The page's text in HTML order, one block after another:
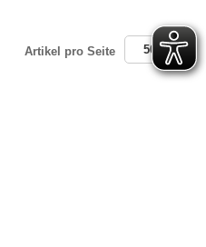
Artikel pro Seite 50